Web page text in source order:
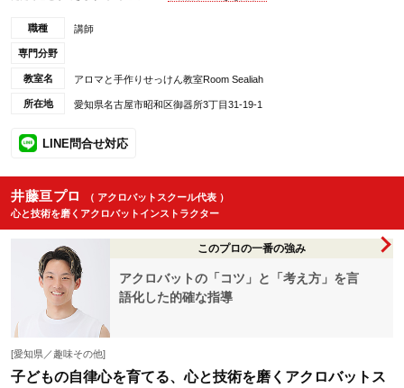
職種 講師
専門分野
教室名 アロマと手作りせっけん教室Room Sealiah
所在地 愛知県名古屋市昭和区御器所3丁目31-19-1
LINE問合せ対応
井藤亘プロ
（ アクロバットスクール代表 ）
心と技術を磨くアクロバットインストラクター
このプロの一番の強み
アクロバットの「コツ」と「考え方」を言
語化した的確な指導
[愛知県／趣味その他]
子どもの自律心を育てる、心と技術を磨くアクロバットス